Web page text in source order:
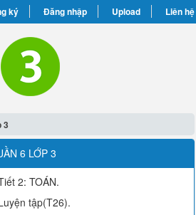
ký Đăng nhập Upload Liên hệ
3
6 LỚP 3
2: TOÁN.
tập(T26).